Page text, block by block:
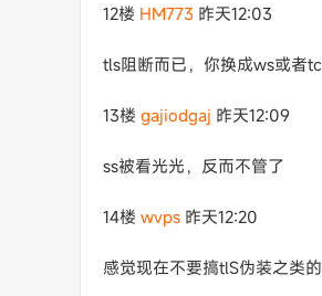
12楼 HM773 昨天12:03
tls阻断而已，你换成ws或者
13楼 gajiodgaj 昨天12:09
ss被看光光，反而不管了
14楼 wvps 昨天12:20
感觉现在不要搞tlS伪装之类